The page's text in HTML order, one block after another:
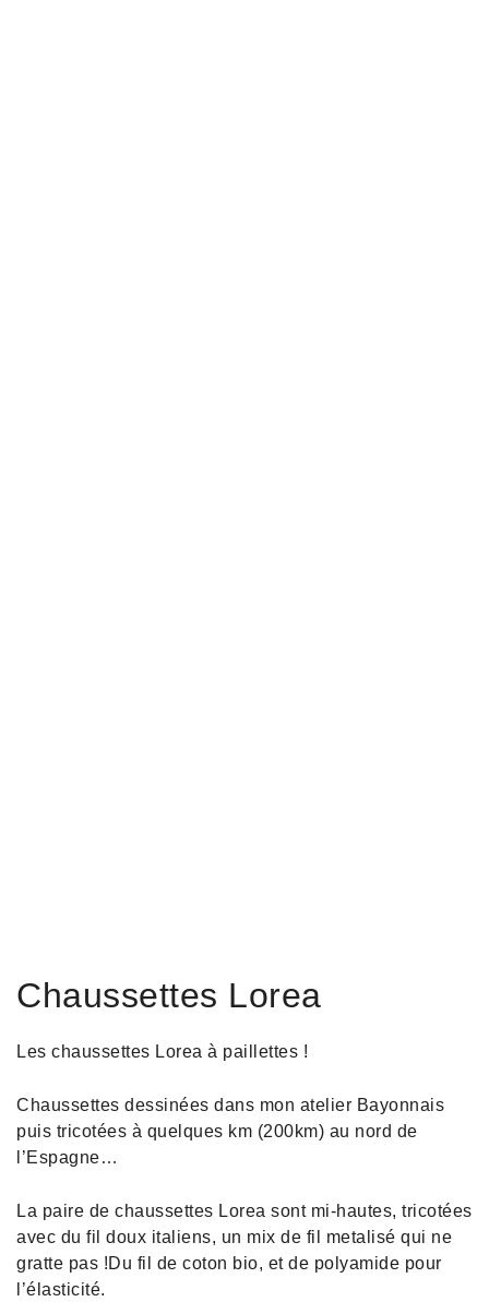
Chaussettes Lorea
Les chaussettes Lorea à paillettes !
Chaussettes dessinées dans mon atelier Bayonnais
puis tricotées à quelques km (200km) au nord de
l’Espagne…
La paire de chaussettes Lorea sont mi-hautes, tricotées
avec du fil doux italiens, un mix de fil metalisé qui ne
gratte pas !Du fil de coton bio, et de polyamide pour
l’élasticité.